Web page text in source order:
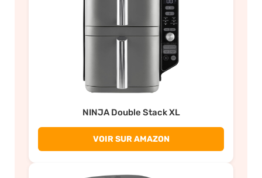
NINJA Double Stack XL
VOIR SUR AMAZON